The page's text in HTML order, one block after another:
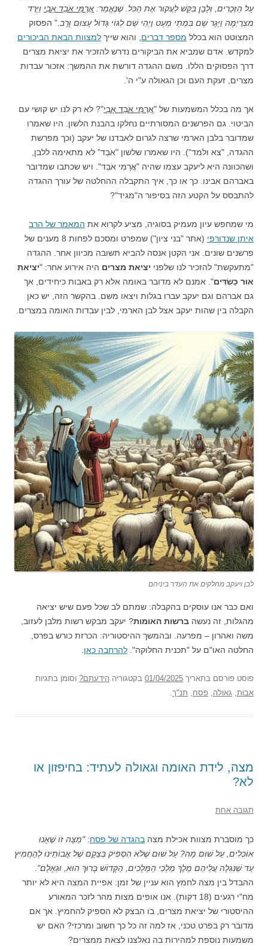
עַל הַזְּכָרִים, וְלָבָן בִּקֵּשׁ לַעֲקור אֶת הַכּל. שֶׁנֶּאֱמַר: אֲרַמִּי אֹבֵד אָבִי וַיֵּרֶד
מִצְרַיְמָה וַיָּגָר שָׁם בִּמְתֵי מְעָט וַיְהִי שָׁם לְגוֹי גָּדוֹל עָצוּם וָרָב." הפסוק
המצוטט הוא בכלל מספר דברים, והוא שייך למצוות הבאת הביכורים
למקדש. אדם שמביא את הביקורים נדרש להזכיר את יציאת מצרים
דרך הפסוקים הללו. משם ההגדה דורשת את ההמשך: אזכור עבדות
מצרים, זעקת העם וכן הגאולה ע"י ה'.
אך מה בכלל המשמעות של "אֲרַמִּי אֹבֵד אָבִי"? לא רק לנו יש קושי עם
הביטוי. גם הפרשנים המסורתיים נחלקו בהבנת הלשון. היו שאמרו
שמדובר בלבן הארמי שרצה לגרום לאבדנו של יעקב (וכך מפרשת
ההגדה, "צא ולמד"). היו שאמרו שלשון "אֹבֵד" לא מתאימה ללבן,
ושהכוונה היא ליעקב עצמו שהיה "אֲרַמִּי אֹבֵד". ויש שכתבו שמדובר
באברהם אבינו. כך או כך, איך התקבלה ההחלטה של עורך ההגדה
להתבסס על הקטע הזה בסיפור ה"מגיד"?
מי שמחפש עיון מעמיק בסוגיה, מציע לקרוא את המאמר של הרב
איתן שנדורפי
(אתר "בני ציון") שמפרט ומסכם לפחות 8 מענים של
פרשנים שונים. אני הקטן אנסה להביא תשובה מכיוון אחר. ההגדה
"מתעקשת" להזכיר לנו שלפני יציאת מצרים היה אירוע אחר: "יציאת
אוּר כַּשְׂדִּים". אמנם לא מדובר באומה אלא רק באבות כיחידים, אך
גם אברהם וגם יעקב עברו בגלות ויצאו משם. בהקשר הזה, יש כאן
הקבלה בין שהות יעקב אצל לבן הארמי, לבין עבדות האומה במצרים.
לבן ויעקב מחלקים את העדר ביניהם
ואם כבר אנו עוסקים בהקבלה: שמתם לב שכל פעם שיש יציאה
מהגלות, זה נעשה ברשות האומות? יעקב מבקש רשות מלבן לעזוב,
משה ואהרון – מפרעה. ובהמשך ההיסטוריה: הכרזת כורש בפרס,
החלטה האו"ם על "תכנית החלוקה". להרחבה כאן.
פוסט פורסם בתאריך 01/04/2025 בקטגוריה הידעתם? וסומן בתגיות
אבות, גאולה, פסח, תנ"ך.
מצה, לידת האומה וגאולה לעתיד: בחיפזון או
לא?
תגובה אחת
כך מוסברת מצוות אכילת מצה בהגדה של פסח:"מַצָּה זוֹ שֶׁאָנוּ
אוֹכְלִים, עַל שׁוּם מָה? עַל שׁוּם שֶׁלֹא הִסְפִּיק בְּצֵקָם שֶׁל אֲבוֹתֵינוּ לְהַחֲמִיץ
עַד שֶׁנִּגְלָה עֲלֵיהֶם מֶלֶךְ מַלְכֵי הַמְּלָכִים, הַקָּדוֹשׁ בָּרוּךְ הוּא, וּגְאָלָם".
ההבדל בין מצה לחמץ הוא עניין של זמן: אפיית המצה היא לא יותר
מח"י רגעים (18 דקות). אנו אופים מצות מהר לזכר המאורע
ההיסטורי של יציאת מצרים, בו הבצק לא הספיק להחמיץ. אך אם
מדובר רק בפרט טכני, אז למה זה כל כך חשוב ומרכזי? האם יש
משמעות נוספת למהירות בה נאלצנו לצאת ממצרים?